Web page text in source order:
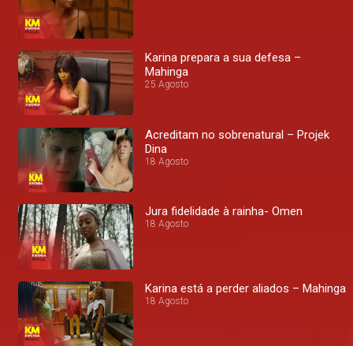
Karina prepara a sua defesa –
Mahinga
25 Agosto
Acreditam no sobrenatural – Projek
Dina
18 Agosto
Jura fidelidade à rainha- Omen
18 Agosto
Karina está a perder aliados – Mahinga
18 Agosto